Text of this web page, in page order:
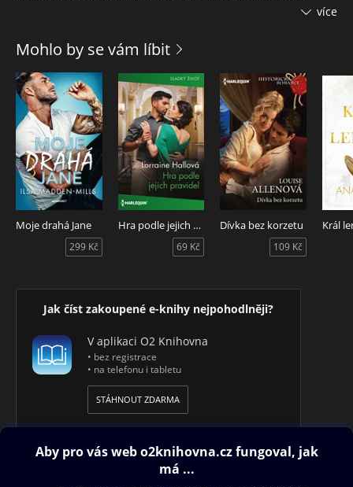
mnohé patří mezi to nejlepší, co bylo v posledních
desetiletích v rámci fantastického žánru napsáno.
více
Mohlo by se vám líbit
Moje drahá Jane
299 Kč
Hra podle jejich pravidel
69 Kč
Dívka bez korzetu
109 Kč
Král
Jak číst zakoupené e-knihy nejpohodlněji?
V aplikaci O2 Knihovna
• bez registrace
• na telefonu i tabletu
STÁHNOUT ZDARMA